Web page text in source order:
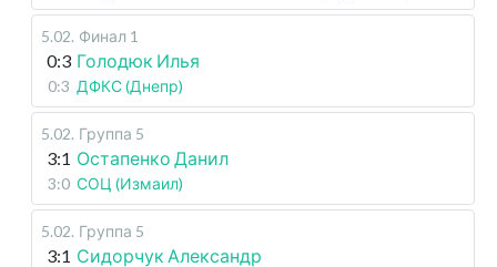
5.02. Финал 1
0:3 Голодюк Илья
0:3 ДФКС (Днепр)
5.02. Группа 5
3:1 Остапенко Данил
3:0 СОЦ (Измаил)
5.02. Группа 5
3:1 Сидорчук Александр